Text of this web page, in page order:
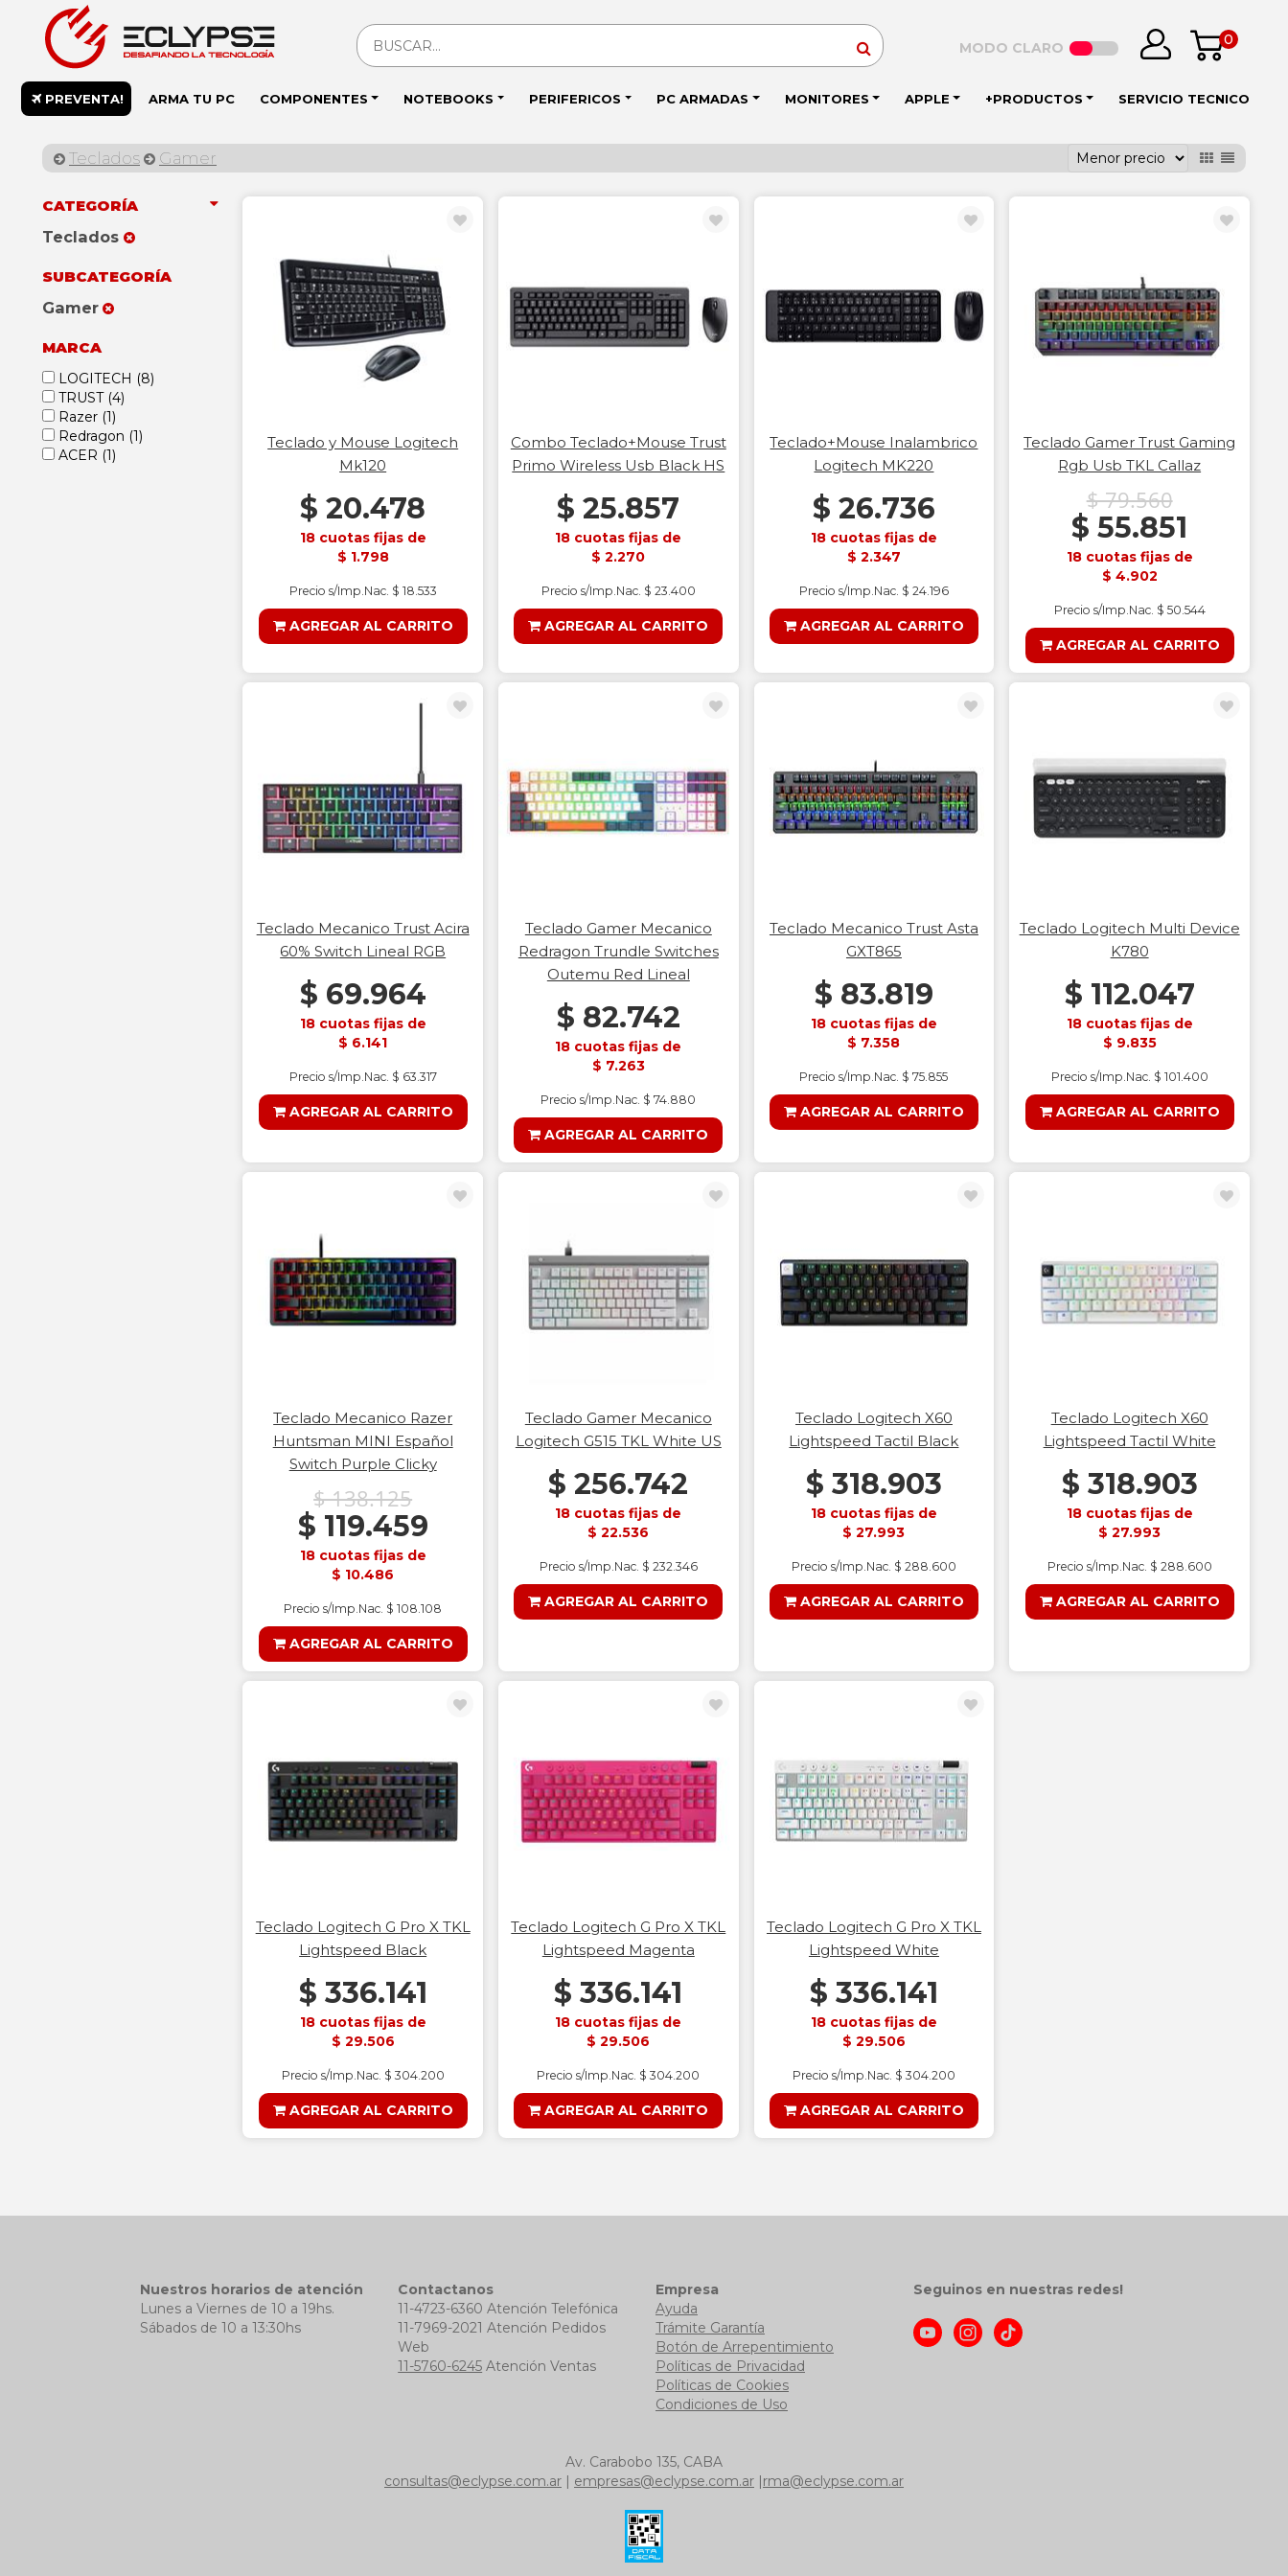
0
MODO CLARO
PREVENTA! ARMA TU PC COMPONENTES NOTEBOOKS PERIFERICOS PC ARMADAS MONITORES APPLE +PRODUCTOS SERVICIO TECNICO
Teclados Gamer
CATEGORÍA
Teclados
SUBCATEGORÍA
Gamer
MARCA
LOGITECH (8)
TRUST (4)
Razer (1)
Redragon (1)
ACER (1)
Teclado y Mouse Logitech
Mk120
$ 20.478
18 cuotas fijas de
$ 1.798
Precio s/Imp.Nac. $ 18.533
AGREGAR AL CARRITO
Combo Teclado+Mouse Trust
Primo Wireless Usb Black HS
$ 25.857
18 cuotas fijas de
$ 2.270
Precio s/Imp.Nac. $ 23.400
AGREGAR AL CARRITO
Teclado+Mouse Inalambrico
Logitech MK220
$ 26.736
18 cuotas fijas de
$ 2.347
Precio s/Imp.Nac. $ 24.196
AGREGAR AL CARRITO
Teclado Gamer Trust Gaming
Rgb Usb TKL Callaz
$ 79.560
$ 55.851
18 cuotas fijas de
$ 4.902
Precio s/Imp.Nac. $ 50.544
AGREGAR AL CARRITO
Teclado Mecanico Trust Acira
60% Switch Lineal RGB
$ 69.964
18 cuotas fijas de
$ 6.141
Precio s/Imp.Nac. $ 63.317
AGREGAR AL CARRITO
Teclado Gamer Mecanico
Redragon Trundle Switches
Outemu Red Lineal
$ 82.742
18 cuotas fijas de
$ 7.263
Precio s/Imp.Nac. $ 74.880
AGREGAR AL CARRITO
Teclado Mecanico Trust Asta
GXT865
$ 83.819
18 cuotas fijas de
$ 7.358
Precio s/Imp.Nac. $ 75.855
AGREGAR AL CARRITO
Teclado Logitech Multi Device
K780
$ 112.047
18 cuotas fijas de
$ 9.835
Precio s/Imp.Nac. $ 101.400
AGREGAR AL CARRITO
Teclado Mecanico Razer
Huntsman MINI Español
Switch Purple Clicky
$ 138.125
$ 119.459
18 cuotas fijas de
$ 10.486
Precio s/Imp.Nac. $ 108.108
AGREGAR AL CARRITO
Teclado Gamer Mecanico
Logitech G515 TKL White US
$ 256.742
18 cuotas fijas de
$ 22.536
Precio s/Imp.Nac. $ 232.346
AGREGAR AL CARRITO
Teclado Logitech X60
Lightspeed Tactil Black
$ 318.903
18 cuotas fijas de
$ 27.993
Precio s/Imp.Nac. $ 288.600
AGREGAR AL CARRITO
Teclado Logitech X60
Lightspeed Tactil White
$ 318.903
18 cuotas fijas de
$ 27.993
Precio s/Imp.Nac. $ 288.600
AGREGAR AL CARRITO
Teclado Logitech G Pro X TKL
Lightspeed Black
$ 336.141
18 cuotas fijas de
$ 29.506
Precio s/Imp.Nac. $ 304.200
AGREGAR AL CARRITO
Teclado Logitech G Pro X TKL
Lightspeed Magenta
$ 336.141
18 cuotas fijas de
$ 29.506
Precio s/Imp.Nac. $ 304.200
AGREGAR AL CARRITO
Teclado Logitech G Pro X TKL
Lightspeed White
$ 336.141
18 cuotas fijas de
$ 29.506
Precio s/Imp.Nac. $ 304.200
AGREGAR AL CARRITO
Nuestros horarios de atención
Lunes a Viernes de 10 a 19hs.
Sábados de 10 a 13:30hs
Contactanos
11-4723-6360 Atención Telefónica
11-7969-2021 Atención Pedidos
Web
11-5760-6245 Atención Ventas
Empresa
Ayuda
Trámite Garantía
Botón de Arrepentimiento
Políticas de Privacidad
Políticas de Cookies
Condiciones de Uso
Seguinos en nuestras redes!
Av. Carabobo 135, CABA
consultas@eclypse.com.ar | empresas@eclypse.com.ar |rma@eclypse.com.ar